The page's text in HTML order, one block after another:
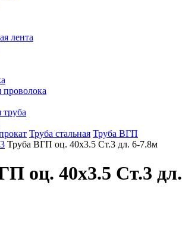
лента
Труба стальная Труба ВГП
Труба ВГП оц. 40х3.5 Ст.3 дл. 6-7.8м
оц. 40х3.5 Ст.3 дл.